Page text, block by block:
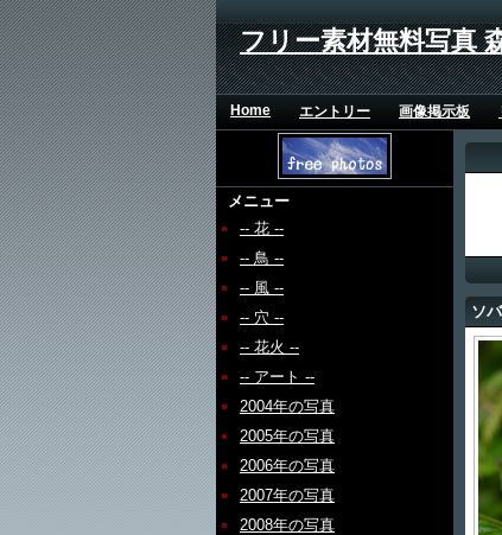
フリー素材無料写真
Home エントリー 画像掲示板
メニュー
-- 花 --
-- 鳥 --
-- 風 --
-- 穴 --
-- 花火 --
-- アート --
2004年の写真
2005年の写真
2006年の写真
2007年の写真
2008年の写真
ソ